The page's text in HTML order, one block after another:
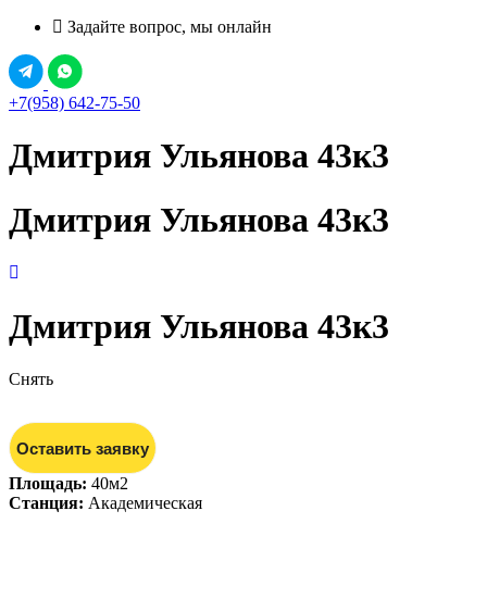
Задайте вопрос, мы онлайн
+7(958) 642-75-50
Дмитрия Ульянова 43к3
Дмитрия Ульянова 43к3
Дмитрия Ульянова 43к3
Снять
Оставить заявку
Площадь: 40м2
Станция: Академическая